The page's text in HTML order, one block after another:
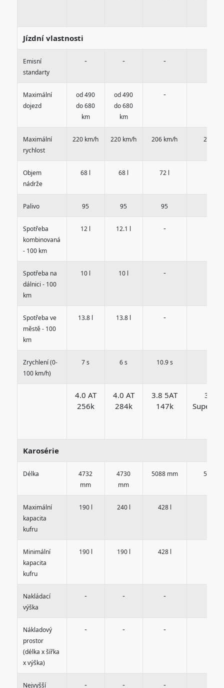
Jízdní vlastnosti
Emisní
standarty
- - -
Maximální
dojezd
od 490
do 680
km
od 490
do 680
km
-
Maximální
rychlost
220 km/h 220 km/h 206 km/h 245
Objem
nádrže
68 l 68 l 72 l
Palivo 95 95 95
Spotřeba
kombinovaná
- 100 km
12 l 12.1 l -
Spotřeba na
dálnici - 100
km
10 l 10 l -
Spotřeba ve
městě - 100
km
13.8 l 13.8 l -
Zrychlení (0-
100 km/h)
7 s 6 s 10.9 s
4.0 AT
256k
4.0 AT
284k
3.8 5AT
147k
3.8
Karosérie
Délka
4732
mm
4730
mm
5088 mm 5088
Maximální
kapacita
kufru
190 l 240 l 428 l
Minimální
kapacita
kufru
190 l 190 l 428 l
Nakládací
výška
- - -
Nákladový
prostor
(délka x šířka
x výška)
- - -
Nejvyšší - - -